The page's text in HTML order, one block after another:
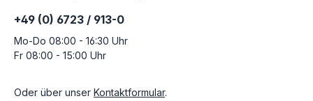
+49 (0) 6723 / 913-0
Mo-Do 08:00 - 16:30 Uhr
Fr 08:00 - 15:00 Uhr
Oder über unser Kontaktformular.